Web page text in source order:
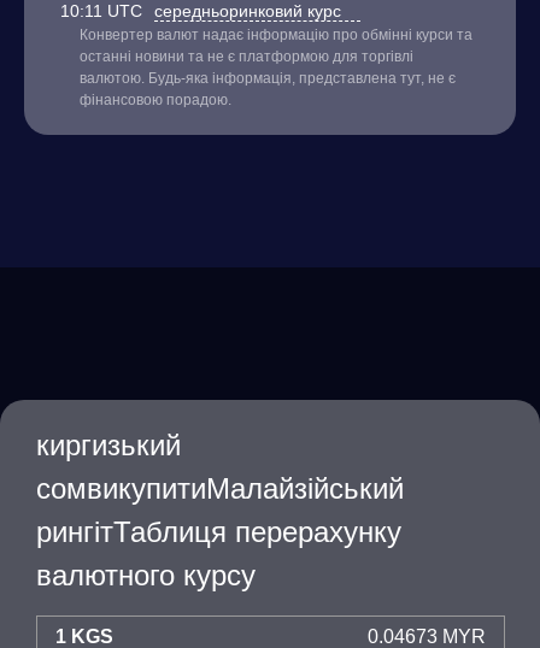
10:11 UTC середньоринковий курс
Конвертер валют надає інформацію про обмінні курси та
останні новини та не є платформою для торгівлі
валютою. Будь-яка інформація, представлена тут, не є
фінансовою порадою.
киргизький
сомвикупитиМалайзійський
рингітТаблиця перерахунку
валютного курсу
1 KGS 0.04673 MYR